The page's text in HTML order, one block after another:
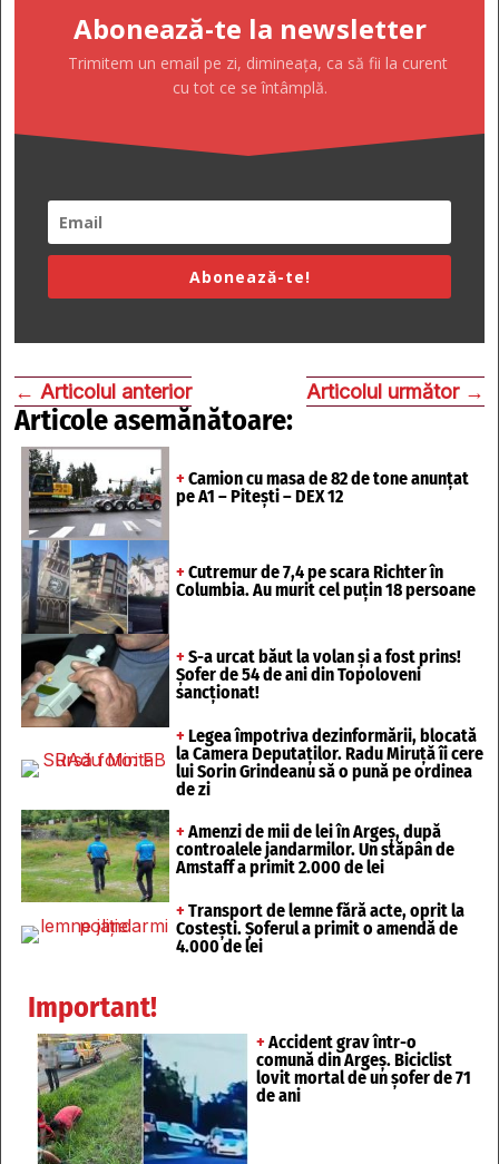
Abonează-te la newsletter
Trimitem un email pe zi, dimineața, ca să fii la curent
cu tot ce se întâmplă.
Abonează-te!
← Articolul anterior Articolul următor→
Articole asemănătoare:
+ Camion cu masa de 82 de tone anunțat
pe A1 – Pitești – DEX 12
+ Cutremur de 7,4 pe scara Richter în
Columbia. Au murit cel puțin 18 persoane
+ S-a urcat băut la volan și a fost prins!
Șofer de 54 de ani din Topoloveni
sancționat!
+ Legea împotriva dezinformării, blocată
la Camera Deputaților. Radu Miruță îi cere
lui Sorin Grindeanu să o pună pe ordinea
de zi
+ Amenzi de mii de lei în Argeș, după
controalele jandarmilor. Un stăpân de
Amstaff a primit 2.000 de lei
+ Transport de lemne fără acte, oprit la
Costești. Șoferul a primit o amendă de
4.000 de lei
Important!
+ Accident grav într-o
comună din Argeș. Biciclist
lovit mortal de un șofer de 71
de ani